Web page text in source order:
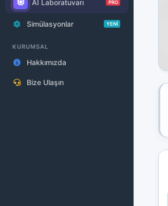
AI Laboratuvarı PRO
Simülasyonlar YENİ
KURUMSAL
Hakkımızda
Bize Ulaşın